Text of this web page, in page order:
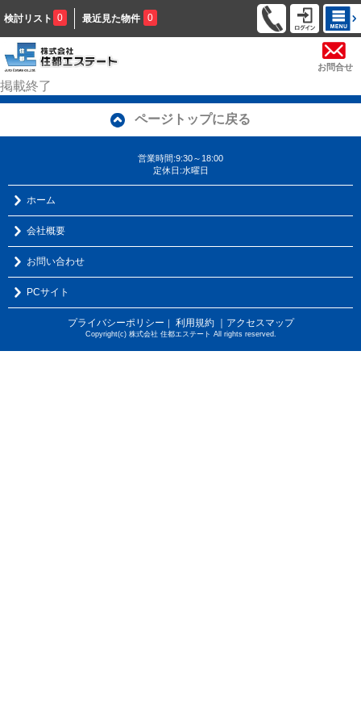
検討リスト 0 最近見た物件 0
お問合せ
掲載終了
ページトップに戻る
営業時間:9:30～18:00
定休日:水曜日
ホーム
会社概要
お問い合わせ
PCサイト
プライバシーポリシー ｜ 利用規約 ｜アクセスマップ
Copyright(c) 株式会社 住都エステート All rights reserved.